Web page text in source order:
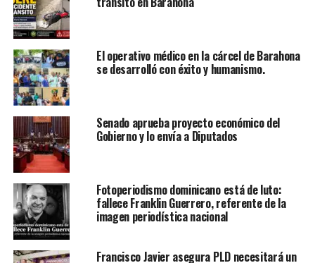
El operativo médico en la cárcel de Barahona
se desarrolló con éxito y humanismo.
Senado aprueba proyecto económico del
Gobierno y lo envía a Diputados
Fotoperiodismo dominicano está de luto:
fallece Franklin Guerrero, referente de la
imagen periodística nacional
Francisco Javier asegura PLD necesitará un